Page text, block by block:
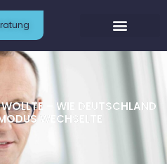
– WIE DEUTSCHLAND
WECHSELTE